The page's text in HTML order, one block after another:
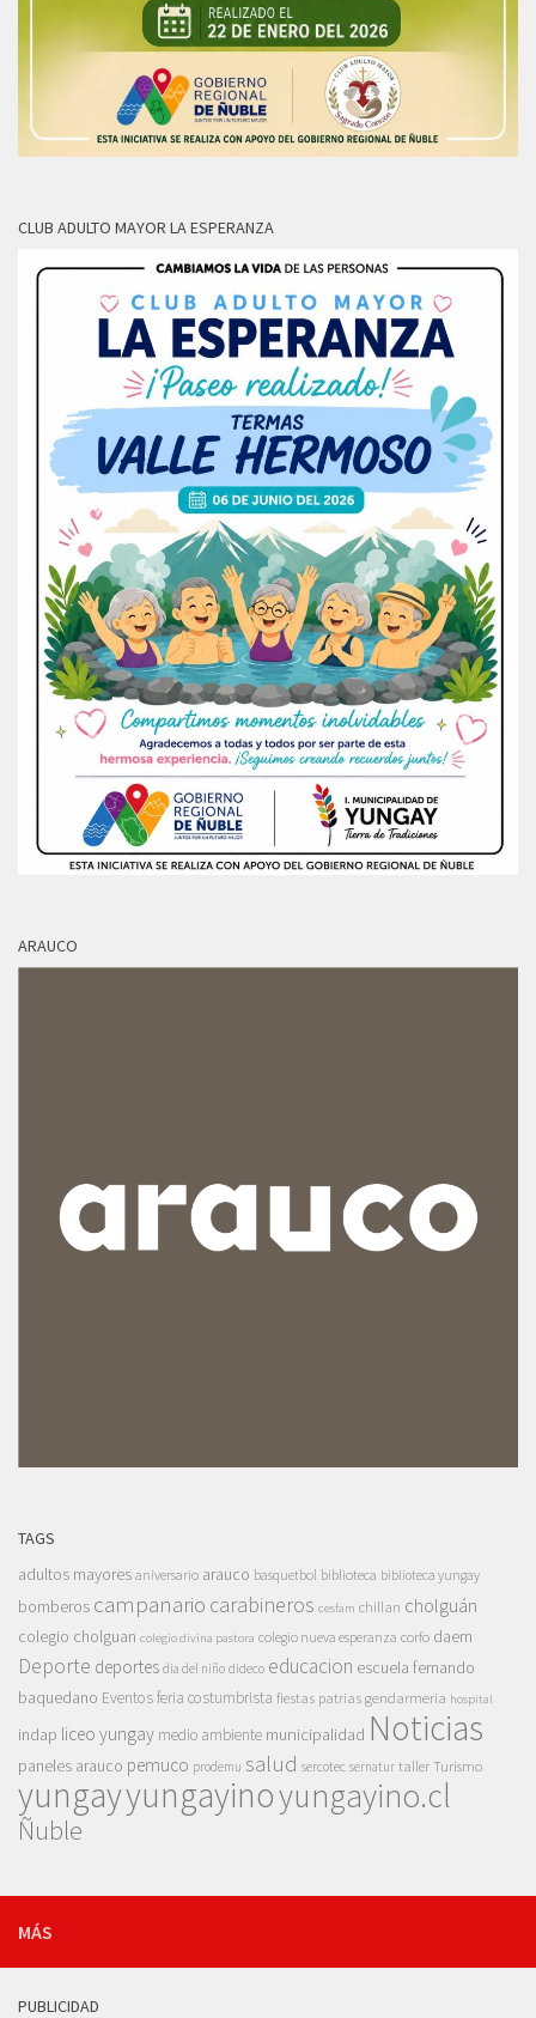
CLUB ADULTO MAYOR LA ESPERANZA
ARAUCO
TAGS
adultos mayores aniversario arauco basquetbol biblioteca biblioteca yungay
bomberos campanario carabineros cesfam chillan cholguán
colegio cholguan colegio divina pastora colegio nueva esperanza corfo daem
Deporte deportes dia del niño dideco educacion escuela fernando
baquedano Eventosferia costumbrista fiestas patrias gendarmeria hospital
indap liceo yungay medio ambiente municipalidad Noticias
paneles arauco pemuco prodemu salud sercotec sernatur taller Turismo
yungayyungayinoyungayino.cl
Ñuble
MÁS
PUBLICIDAD